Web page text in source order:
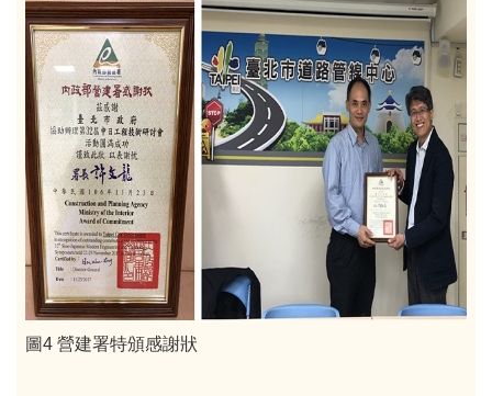
圖4 營建署特頒感謝狀